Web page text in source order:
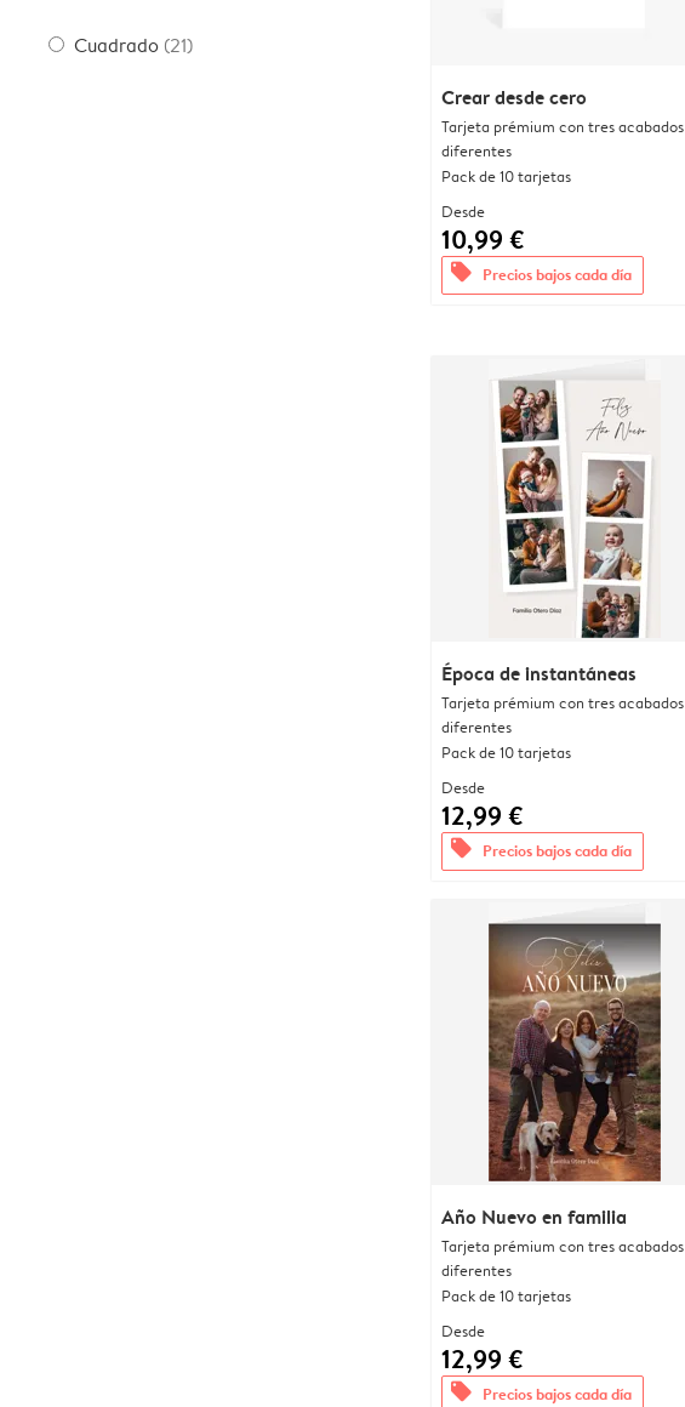
Cuadrado (21)
Crear desde cero
Tarjeta prémium con tres acabados
diferentes
Pack de 10 tarjetas
Desde
10,99 €
offers Precios bajos cada día
Época de instantáneas
Tarjeta prémium con tres acabados
diferentes
Pack de 10 tarjetas
Desde
12,99 €
offers Precios bajos cada día
Año Nuevo en familia
Tarjeta prémium con tres acabados
diferentes
Pack de 10 tarjetas
Desde
12,99 €
offers Precios bajos cada día